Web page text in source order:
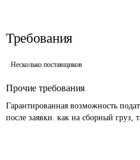
Требования
Несколько поставщиков
Прочие требования
Гарантированная возможность
после заявки. как на сборный груз,